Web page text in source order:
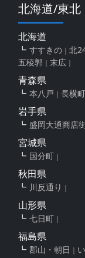
北海道/東北
北海道
すすきの 北
五稜郭
末広
青森県
本八戸 長横町
岩手県
盛岡大通商店
宮城県
国分町
秋田県
川反通り
山形県
七日町
福島県
郡山・朝日